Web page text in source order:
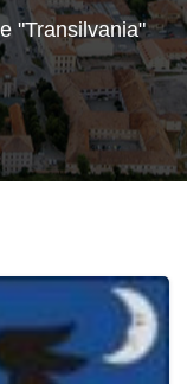
"Transilvania"